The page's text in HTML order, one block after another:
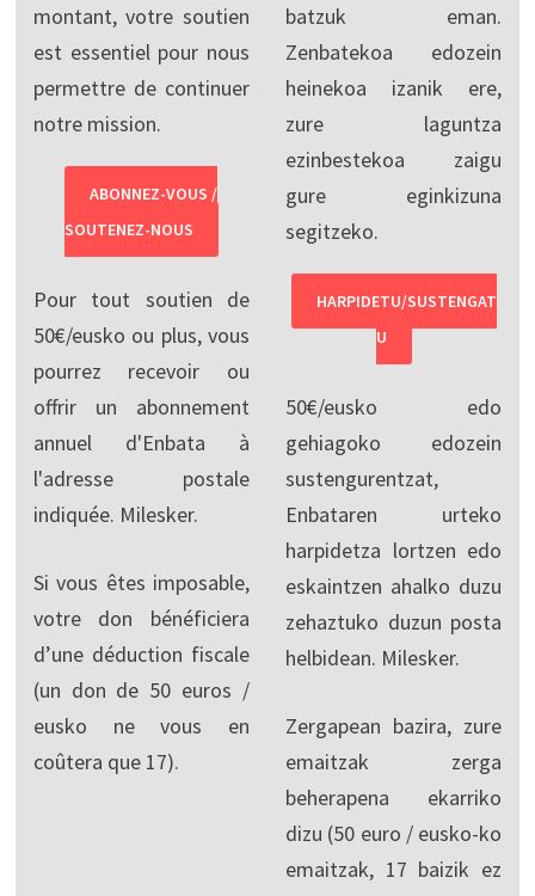
montant, votre soutien
est essentiel pour nous
permettre de continuer
notre mission.
ABONNEZ-VOUS /
SOUTENEZ-NOUS
Pour tout soutien de
50€/eusko ou plus, vous
pourrez recevoir ou
offrir un abonnement
annuel d'Enbata à
l'adresse postale
indiquée. Milesker.
Si vous êtes imposable,
votre don bénéficiera
d’une déduction fiscale
(un don de 50 euros /
eusko ne vous en
coûtera que 17).
batzuk eman.
Zenbatekoa edozein
heinekoa izanik ere,
zure laguntza
ezinbestekoa zaigu
gure eginkizuna
segitzeko.
HARPIDETU/SUSTENGAT
U
50€/eusko edo
gehiagoko edozein
sustengurentzat,
Enbataren urteko
harpidetza lortzen edo
eskaintzen ahalko duzu
zehaztuko duzun posta
helbidean. Milesker.
Zergapean bazira, zure
emaitzak zerga
beherapena ekarriko
dizu (50 euro / eusko-ko
emaitzak, 17 baizik ez